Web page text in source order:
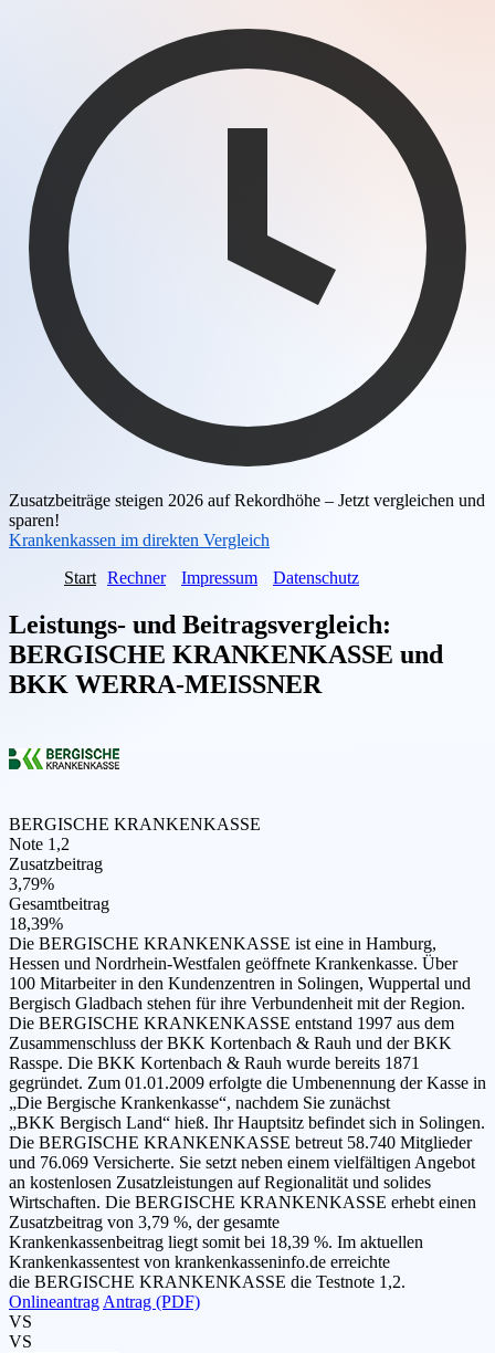
Zusatzbeiträge steigen 2026 auf Rekordhöhe – Jetzt vergleichen und
sparen!
Krankenkassen im direkten Vergleich
Start Rechner Impressum Datenschutz
Leistungs- und Beitragsvergleich:
BERGISCHE KRANKENKASSE und
BKK WERRA-MEISSNER
BERGISCHE KRANKENKASSE
Note 1,2
Zusatzbeitrag
3,79%
Gesamtbeitrag
18,39%
Die BERGISCHE KRANKENKASSE ist eine in Hamburg,
Hessen und Nordrhein-Westfalen geöffnete Krankenkasse. Über
100 Mitarbeiter in den Kundenzentren in Solingen, Wuppertal und
Bergisch Gladbach stehen für ihre Verbundenheit mit der Region.
Die BERGISCHE KRANKENKASSE entstand 1997 aus dem
Zusammenschluss der BKK Kortenbach & Rauh und der BKK
Rasspe. Die BKK Kortenbach & Rauh wurde bereits 1871
gegründet. Zum 01.01.2009 erfolgte die Umbenennung der Kasse in
„Die Bergische Krankenkasse“, nachdem Sie zunächst
„BKK Bergisch Land“ hieß. Ihr Hauptsitz befindet sich in Solingen.
Die BERGISCHE KRANKENKASSE betreut 58.740 Mitglieder
und 76.069 Versicherte. Sie setzt neben einem vielfältigen Angebot
an kostenlosen Zusatzleistungen auf Regionalität und solides
Wirtschaften. Die BERGISCHE KRANKENKASSE erhebt einen
Zusatzbeitrag von 3,79 %, der gesamte
Krankenkassenbeitrag liegt somit bei 18,39 %. Im aktuellen
Krankenkassentest von krankenkasseninfo.de erreichte
die BERGISCHE KRANKENKASSE die Testnote 1,2.
Onlineantrag Antrag (PDF)
VS
VS